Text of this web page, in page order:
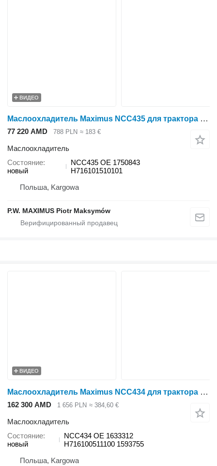
ВИДЕО
Маслоохладитель Maximus NCC435 для трактора колесного Fendt Farmer 409 Vario, Farmer 410 Vario, Farmer 411 Vario, Farmer 412 Vario, FAVORIT 711 VARIO, 712 Vario, 714 Vario, 716 Vario T2
77 220 AMD 788 PLN ≈ 183 €
Маслоохладитель
Состояние
новый
NCC435 OE 1750843
H716101510101
Польша, Kargowa
P.W. MAXIMUS Piotr Maksymów
ВИДЕО
Маслоохладитель Maximus NCC434 для трактора колесного Fendt Farmer 409 Vario, Farmer 410 Vario, Farmer 411 Vario, Farmer 412 Vario, FAVORIT 711 VARIO, 712 Vario, 714 Vario, 716 Vario T2
162 300 AMD 1 656 PLN ≈ 384,60 €
Маслоохладитель
Состояние
новый
NCC434 OE 1633312
H716100511100 1593755
Польша, Kargowa